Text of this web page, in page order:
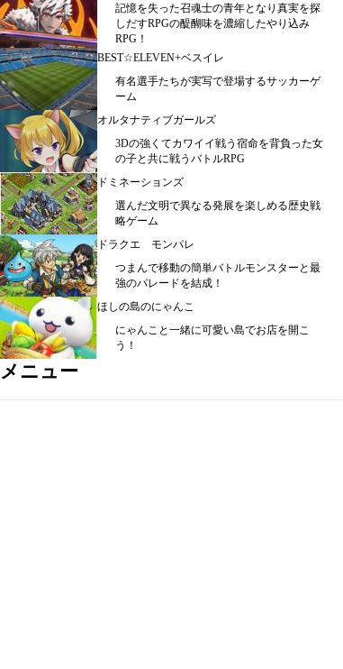
記憶を失った召魂士の青年となり真実を探
しだすRPGの醍醐味を濃縮したやり込み
RPG！
BEST☆ELEVEN+ベスイレ
有名選手たちが実写で登場するサッカーゲ
ーム
オルタナティブガールズ
3Dの強くてカワイイ戦う宿命を背負った女
の子と共に戦うバトルRPG
ドミネーションズ
選んだ文明で異なる発展を楽しめる歴史戦
略ゲーム
ドラクエ モンパレ
つまんで移動の簡単バトルモンスターと最
強のパレードを結成！
ほしの島のにゃんこ
にゃんこと一緒に可愛い島でお店を開こ
う！
メニュー